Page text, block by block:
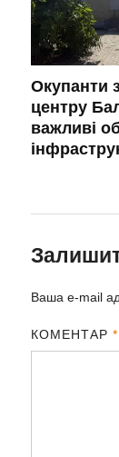
Окупанти
центру
важливі
Ваша e-mail
КОМЕНТАР*